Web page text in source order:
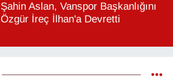
Şahin Aslan, Vanspor Başkanlığını
Özgür İreç İlhan'a Devretti